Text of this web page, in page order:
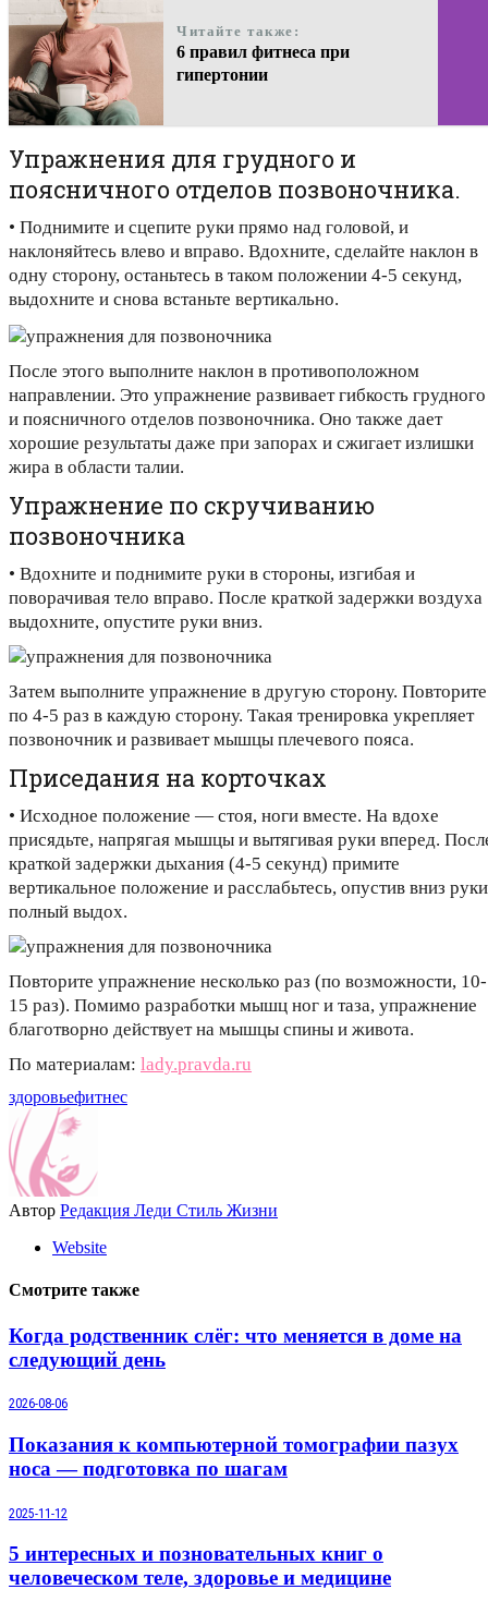
Читайте также:
6 правил фитнеса при
гипертонии
Упражнения для грудного и
поясничного отделов позвоночника.
• Поднимите и сцепите руки прямо над головой, и
наклоняйтесь влево и вправо. Вдохните, сделайте наклон в
одну сторону, останьтесь в таком положении 4-5 секунд,
выдохните и снова встаньте вертикально.
После этого выполните наклон в противоположном
направлении. Это упражнение развивает гибкость грудного
и поясничного отделов позвоночника. Оно также дает
хорошие результаты даже при запорах и сжигает излишки
жира в области талии.
Упражнение по скручиванию
позвоночника
• Вдохните и поднимите руки в стороны, изгибая и
поворачивая тело вправо. После краткой задержки воздуха
выдохните, опустите руки вниз.
Затем выполните упражнение в другую сторону. Повторите
по 4-5 раз в каждую сторону. Такая тренировка укрепляет
позвоночник и развивает мышцы плечевого пояса.
Приседания на корточках
• Исходное положение — стоя, ноги вместе. На вдохе
присядьте, напрягая мышцы и вытягивая руки вперед.
краткой задержки дыхания (4-5 секунд) примите
вертикальное положение и расслабьтесь, опустив вниз
полный выдох.
Повторите упражнение несколько раз (по возможности, 10-
15 раз). Помимо разработки мышц ног и таза, упражнение
благотворно действует на мышцы спины и живота.
По материалам: lady.pravda.ru
здоровьефитнес
Автор Редакция Леди Стиль Жизни
Website
Смотрите также
Когда родственник слёг: что меняется в доме на
следующий день
2026-08-06
Показания к компьютерной томографии пазух
носа — подготовка по шагам
2025-11-12
5 интересных и позновательных книг о
человеческом теле, здоровье и медицине